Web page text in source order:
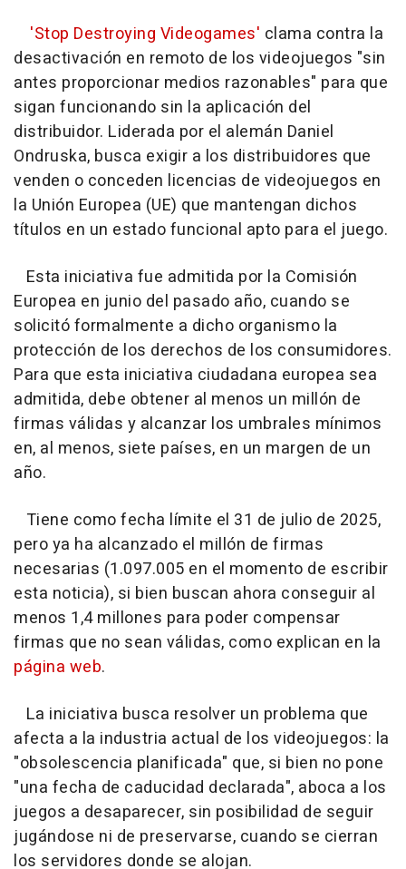
'Stop Destroying Videogames' clama contra la
desactivación en remoto de los videojuegos "sin
antes proporcionar medios razonables" para que
sigan funcionando sin la aplicación del
distribuidor. Liderada por el alemán Daniel
Ondruska, busca exigir a los distribuidores que
venden o conceden licencias de videojuegos en
la Unión Europea (UE) que mantengan dichos
títulos en un estado funcional apto para el juego.
Esta iniciativa fue admitida por la Comisión
Europea en junio del pasado año, cuando se
solicitó formalmente a dicho organismo la
protección de los derechos de los consumidores.
Para que esta iniciativa ciudadana europea sea
admitida, debe obtener al menos un millón de
firmas válidas y alcanzar los umbrales mínimos
en, al menos, siete países, en un margen de un
año.
Tiene como fecha límite el 31 de julio de 2025,
pero ya ha alcanzado el millón de firmas
necesarias (1.097.005 en el momento de escribir
esta noticia), si bien buscan ahora conseguir al
menos 1,4 millones para poder compensar
firmas que no sean válidas, como explican en la
página web.
La iniciativa busca resolver un problema que
afecta a la industria actual de los videojuegos: la
"obsolescencia planificada" que, si bien no pone
"una fecha de caducidad declarada", aboca a los
juegos a desaparecer, sin posibilidad de seguir
jugándose ni de preservarse, cuando se cierran
los servidores donde se alojan.